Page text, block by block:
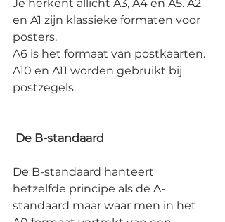
Je herkent allicht A3, A4 en A5. A2
en A1 zijn klassieke formaten voor
posters.
A6 is het formaat van postkaarten.
A10 en A11 worden gebruikt bij
postzegels.
De B-standaard
De B-standaard hanteert
hetzelfde principe als de A-
standaard maar waar men in het